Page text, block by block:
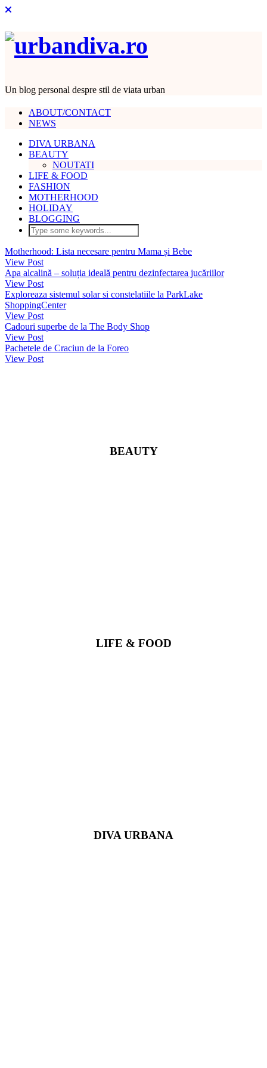
Un blog personal despre stil de viata urban
ABOUT/CONTACT
NEWS
DIVA URBANA
BEAUTY
NOUTATI
LIFE & FOOD
FASHION
MOTHERHOOD
HOLIDAY
BLOGGING
Motherhood: Lista necesare pentru Mama și Bebe
View Post
Apa alcalină – soluția ideală pentru dezinfectarea jucăriilor
View Post
Exploreaza sistemul solar si constelatiile la ParkLake
ShoppingCenter
View Post
Cadouri superbe de la The Body Shop
View Post
Pachetele de Craciun de la Foreo
View Post
BEAUTY
LIFE & FOOD
DIVA URBANA